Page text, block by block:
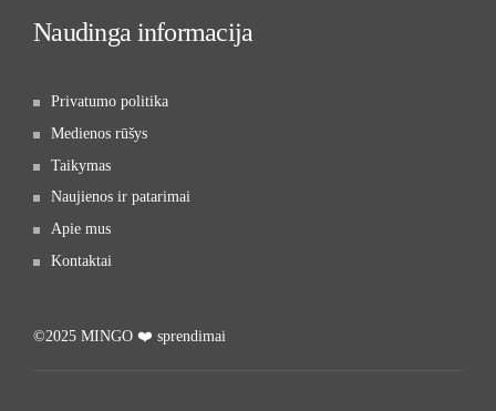
Naudinga informacija
Privatumo politika
Medienos rūšys
Taikymas
Naujienos ir patarimai
Apie mus
Kontaktai
©2025 MINGO ❤️ sprendimai